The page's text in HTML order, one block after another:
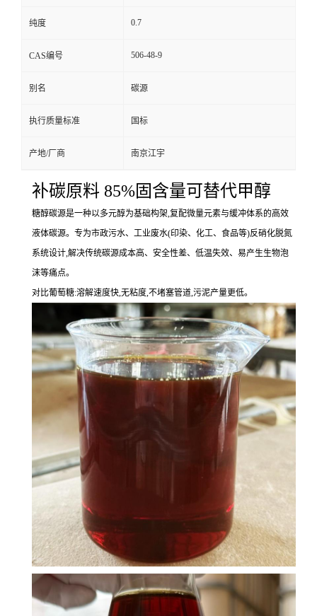
纯度 0.7
CAS编号 506-48-9
别名 碳源
执行质量标准 国标
产地/厂商 南京江宇
补碳原料 85%固含量可替代甲醇
糖醇碳源是一种以多元醇为基础构架,复配微量元素与缓冲体系的高效
液体碳源。专为市政污水、工业废水(印染、化工、食品等)反硝化脱氮
系统设计,解决传统碳源成本高、安全性差、低温失效、易产生生物泡
沫等痛点。
对比葡萄糖:溶解速度快,无粘度,不堵塞管道,污泥产量更低。